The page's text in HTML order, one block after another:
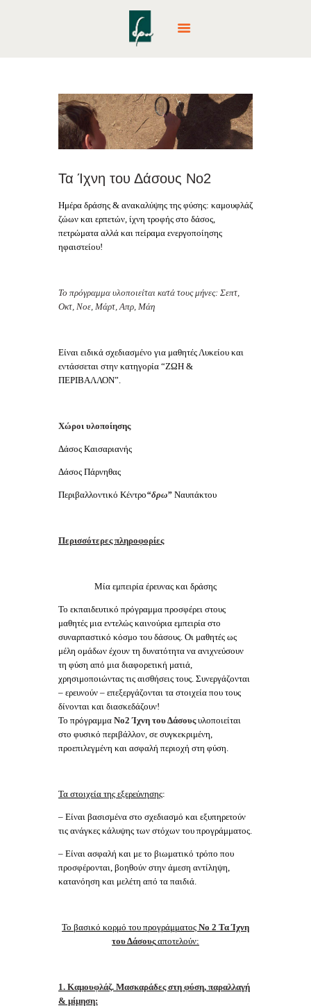
ΑΡΧΙΚΉ
ΕΚΠΑΙΔΕΥΤΙΚΆ
ΠΡΟΓΡΆΜΜΑΤΑ
ΔΡΆΣΕΙΣ & ΕΚΔΡΟΜΈΣ
PARTY
ΕΤΑΙΡΙΚΈΣ ΔΡΆΣΕΙΣ
ΕΠΙΚΟΙΝΩΝΊΑ
NEA – BLOG
Τα Ίχνη του Δάσους No2
Ημέρα δράσης & ανακαλύψης της φύσης: καμουφλάζ
ζώων και ερπετών, ίχνη τροφής στο δάσος,
πετρώματα αλλά και πείραμα ενεργοποίησης
ηφαιστείου!
Το πρόγραμμα υλοποιείται κατά τους μήνες: Σεπτ,
Οκτ, Νοε, Μάρτ, Απρ, Μάη
Είναι ειδικά σχεδιασμένο για μαθητές Λυκείου και
εντάσσεται στην κατηγορία “ΖΩΗ &
ΠΕΡΙΒΑΛΛΟΝ”.
Χώροι υλοποίησης
Δάσος Καισαριανής
Δάσος Πάρνηθας
Περιβαλλοντικό Κέντρο“δρω” Ναυπάκτου
Περισσότερες πληροφορίες
Μία εμπειρία έρευνας και δράσης
Το εκπαιδευτικό πρόγραμμα προσφέρει στους
μαθητές μια εντελώς καινούρια εμπειρία στο
συναρπαστικό κόσμο του δάσους. Οι μαθητές ως
μέλη ομάδων έχουν τη δυνατότητα να ανιχνεύσουν
τη φύση από μια διαφορετική ματιά,
χρησιμοποιώντας τις αισθήσεις τους. Συνεργάζονται
– ερευνούν – επεξεργάζονται τα στοιχεία που τους
δίνονται και διασκεδάζουν!
Το πρόγραμμα Νο2 Ίχνη του Δάσουςυλοποιείται
στο φυσικό περιβάλλον, σε συγκεκριμένη,
προεπιλεγμένη και ασφαλή περιοχή στη φύση.
Τα στοιχεία της εξερεύνησης:
– Είναι βασισμένα στο σχεδιασμό και εξυπηρετούν
τις ανάγκες κάλυψης των στόχων του προγράμματος.
– Είναι ασφαλή και με το βιωματικό τρόπο που
προσφέρονται, βοηθούν στην άμεση αντίληψη,
κατανόηση και μελέτη από τα παιδιά.
Το βασικό κορμό του προγράμματος No 2 Τα Ίχνη
του Δάσουςαποτελούν:
1. Καμουφλάζ. Μασκαράδες στη φύση, παραλλαγή
& μίμηση: